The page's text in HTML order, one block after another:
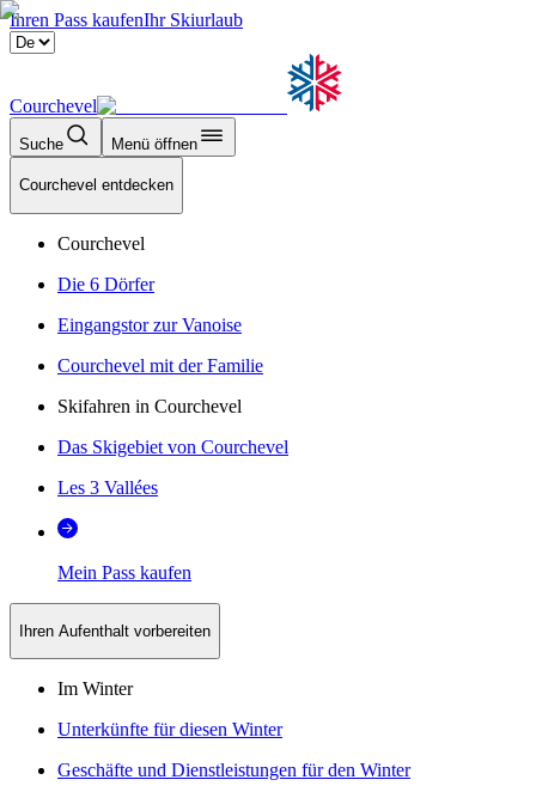
Ihren Pass kaufenIhr Skiurlaub
Courchevel
Suche Menü öffnen
Courchevel entdecken
Courchevel
Die 6 Dörfer
Eingangstor zur Vanoise
Courchevel mit der Familie
Skifahren in Courchevel
Das Skigebiet von Courchevel
Les 3 Vallées
Mein Pass kaufen
Ihren Aufenthalt vorbereiten
Im Winter
Unterkünfte für diesen Winter
Geschäfte und Dienstleistungen für den Winter